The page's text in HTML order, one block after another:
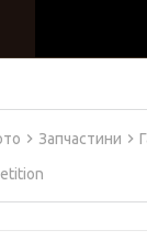
Запчастини